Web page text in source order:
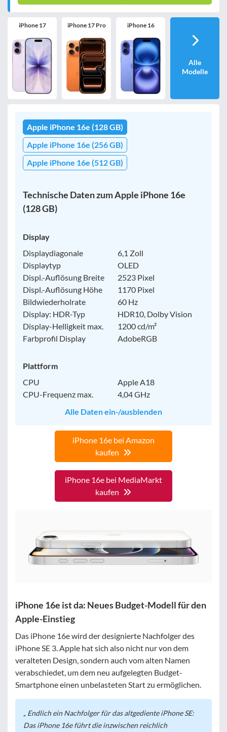
iPhone 17 iPhone 17 Pro iPhone 16
Alle
Modelle
Apple iPhone 16e (128 GB)
Apple iPhone 16e (256 GB)
Apple iPhone 16e (512 GB)
Technische Daten zum Apple iPhone 16e
(128 GB)
Display
Displaydiagonale
6,1 Zoll
Displaytyp
OLED
Displ.-Auflösung Breite
2523 Pixel
Displ.-Auflösung Höhe
1170 Pixel
Bildwiederholrate
60 Hz
Display: HDR-Typ
HDR10, Dolby Vision
Display-Helligkeit max.
1200 cd/m²
Farbprofil Display
AdobeRGB
Plattform
CPU
Apple A18
CPU-Frequenz max.
4,04 GHz
Alle Daten ein-/ausblenden
iPhone 16e bei Amazon
kaufen
iPhone 16e bei MediaMarkt
kaufen
iPhone 16e ist da: Neues Budget-Modell für den
Apple-Einstieg
Das iPhone 16e wird der designierte Nachfolger des
iPhone SE 3. Apple hat sich also nicht nur von dem
veralteten Design, sondern auch vom alten Namen
verabschiedet, um dem neu aufgelegten Budget-
Smartphone einen unbelasteten Start zu ermöglichen.
Endlich ein Nachfolger für das altgediente iPhone SE:
Das iPhone 16e führt die inzwischen reichlich